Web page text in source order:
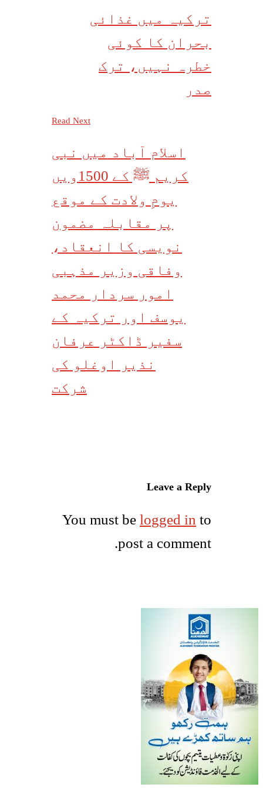
ترکیہ میں غذائی
بحران کا کوئی
خطرہ نہیں، ترک
صدر
Read Next
اسلام آباد میں نبی
کریم ﷺ کے 1500ویں
یومِ ولادت کے موقع
پر مقابلہ مضمون
نویسی کا انعقاد،
وفاقی وزیر مذہبی
امور سردار محمد
یوسف اور ترکیہ کے
سفیر ڈاکٹر عرفان
نذیر اوغلو کی
شرکت
Leave a Reply
You must be logged in to
post a comment.